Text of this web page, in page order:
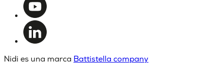
Nidi es una marca Battistella company